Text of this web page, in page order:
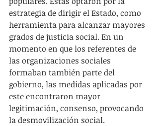
estrategia de dirigir el Estado, como
herramienta para alcanzar mayores
grados de justicia social. En un
momento en que los referentes de
las organizaciones sociales
formaban también parte del
gobierno, las medidas aplicadas por
este encontraron mayor
legitimación, consenso, provocando
la desmovilización social.